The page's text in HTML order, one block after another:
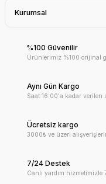
Kurumsal
%100 Güvenilir
Ürünlerimiz %100 orijinal
Aynı Gün Kargo
Saat 16:00'a kadar verilen
Ücretsiz kargo
3000₺ ve üzeri
7/24 Destek
Canlı yardım